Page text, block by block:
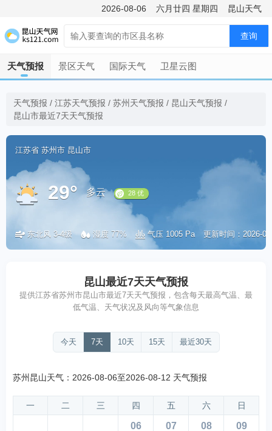
2026-08-06 六月廿四 星期四 昆山天气
查询
天气预报 景区天气 国际天气 卫星云图
天气预报 / 江苏天气预报 / 苏州天气预报 / 昆山天气预报 /
昆山市最近7天天气预报
江苏省 苏州市 昆山市
29° 多云
东北风 3-4级 湿度 77% 气压 1005 Pa 更新时间：2026-
昆山最近7天天气预报
提供江苏省苏州市昆山市最近7天天气预报，包含每天最高气温、最
低气温、天气状况及风向等气象信息
今天 7天 10天 15天 最近30天
苏州昆山天气：2026-08-06至2026-08-12 天气预报
一 二 三 四 五 六 日
06 07 08 09